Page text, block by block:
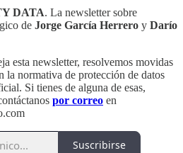
DATA. La newsletter sobre
de Jorge García Herrero y Darío
esta newsletter, resolvemos movidas
la normativa de protección de datos
Si tienes de alguna de esas,
por correo en
Suscribirse